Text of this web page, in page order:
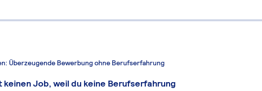
Überzeugende Bewerbung ohne Berufserfahrung
keinen Job, weil du keine Berufserfahrung